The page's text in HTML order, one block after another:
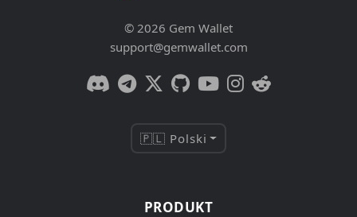
© 2026 Gem Wallet
support@gemwallet.com
🇵🇱 Polski
PRODUKT